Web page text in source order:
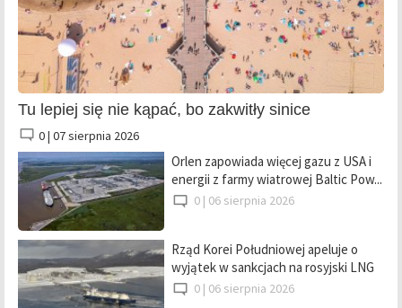
Tu lepiej się nie kąpać, bo zakwitły sinice
0 | 07 sierpnia 2026
Orlen zapowiada więcej gazu z USA i
energii z farmy wiatrowej Baltic Pow...
0 | 06 sierpnia 2026
Rząd Korei Południowej apeluje o
wyjątek w sankcjach na rosyjski LNG
0 | 06 sierpnia 2026